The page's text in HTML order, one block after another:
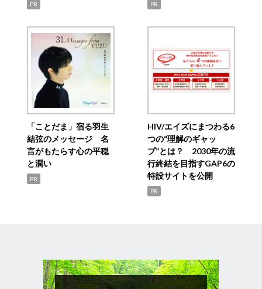
PR PR
「ことだま」宿る羽生
結弦のメッセージ 名
言がもたらす心の平穏
と潤い
PR
HIV/エイズにまつわる6
つの“理解のギャッ
プ”とは？ 2030年の流
行終結を目指すGAP6の
特設サイトを公開
PR